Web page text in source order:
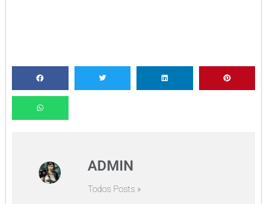
ADMIN
Todos Posts »